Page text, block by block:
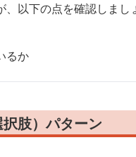
以下の点を確認しまし
るか
肢）パターン